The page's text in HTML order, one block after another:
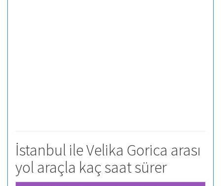
İstanbul ile Velika Gorica arası
yol araçla kaç saat sürer